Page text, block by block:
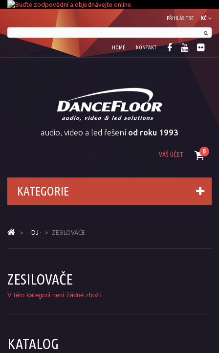
KČ
PŘIHLÁSIT SE
HOME KONTAKT
audio, video a led řešení od roku 1993
0
VÁŠ ÚČET
KATEGORIE
> · DJ · > ZESILOVAČE
ZESILOVAČE
V této kategorii není žádné zboží.
KATALOG